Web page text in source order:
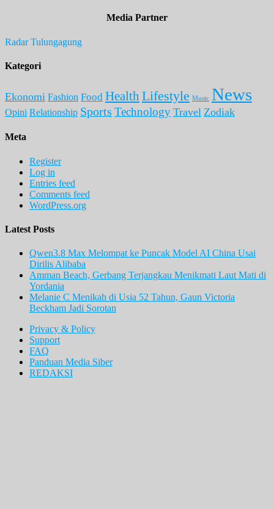
Media Partner
Radar Tulungagung
Kategori
Ekonomi Fashion Food Health Lifestyle Music News
Opini Relationship Sports Technology Travel Zodiak
Meta
Register
Log in
Entries feed
Comments feed
WordPress.org
Latest Posts
Qwen3.8 Max Melompat ke Puncak Model AI China Usai
Dirilis Alibaba
Amman Beach, Gerbang Terjangkau Menikmati Laut Mati di
Yordania
Melanie C Menikah di Usia 52 Tahun, Gaun Victoria
Beckham Jadi Sorotan
Privacy & Policy
Support
FAQ
Panduan Media Siber
REDAKSI